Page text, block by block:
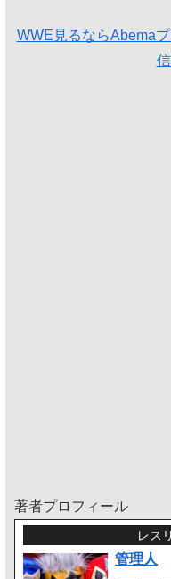
WWE見るならAbema
著者プロフィール
レス
管理人